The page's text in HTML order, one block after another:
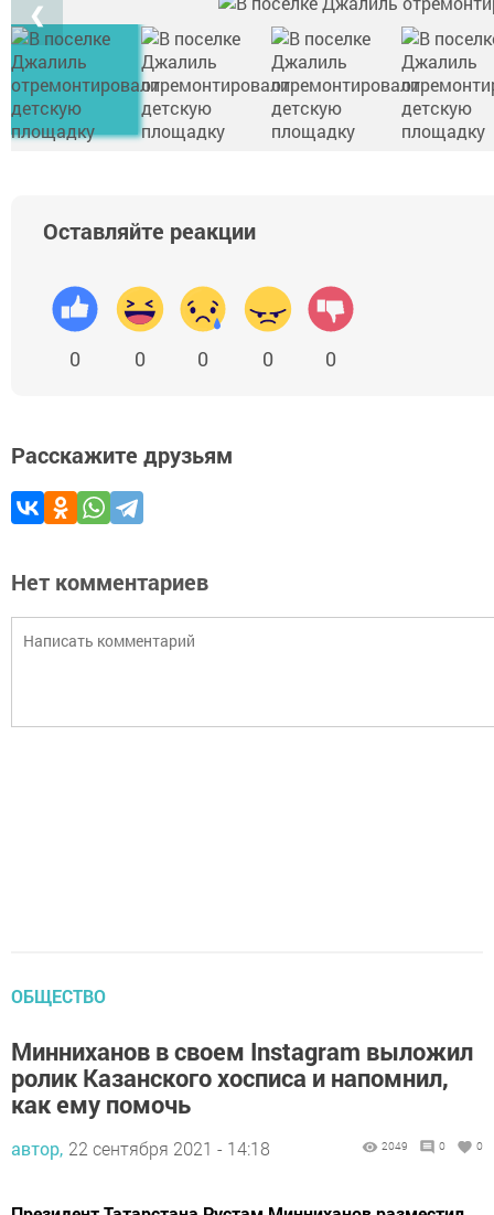
❮
Оставляйте реакции
0 0 0 0 0
Расскажите друзьям
Нет комментариев
ОБЩЕСТВО
Минниханов в своем Instagram выложил
ролик Казанского хосписа и напомнил,
как ему помочь
автор, 22 сентября 2021 - 14:18 2049 0 0